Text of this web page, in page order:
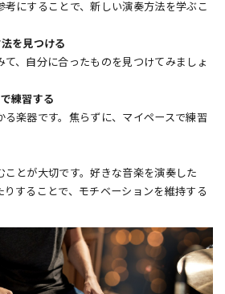
にすることで、新しい演奏方法を学ぶこ
を見つける
、自分に合ったものを見つけてみましょ
練習する
る楽器です。焦らずに、マイペースで練習
ことが大切です。好きな音楽を演奏した
りすることで、モチベーションを維持する